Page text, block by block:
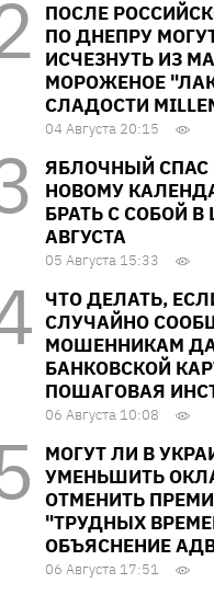
ПОСЛЕ
ПО ДНЕПРУ
ИСЧЕЗНУТЬ ИЗ
МОРОЖЕНОЕ
СЛАДОСТИ
04 Августа 20:15
ЯБЛОЧНЫЙ СПАС
НОВОМУ
БРАТЬ С СОБОЙ В
АВГУСТА
05 Августа 15:33
ЧТО ДЕЛАТЬ,
СЛУЧАЙНО
МОШЕННИКАМ
БАНКОВСКОЙ
ПОШАГОВАЯ
06 Августа 10:08
МОГУТ ЛИ В
УМЕНЬШИТЬ
ОТМЕНИТЬ
"ТРУДНЫХ
ОБЪЯСНЕНИЕ
06 Августа 17:51